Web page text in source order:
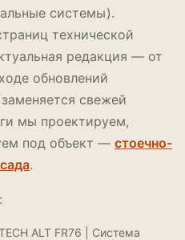
системы).
технической
редакция — от
обновлений
свежей
мы проектируем,
под объект — стоечно-
.
ALT FR76 | Система